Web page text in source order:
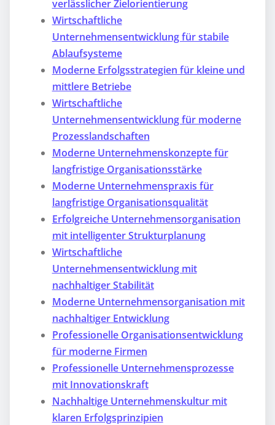
verlässlicher Zielorientierung
Wirtschaftliche
Unternehmensentwicklung für stabile
Ablaufsysteme
Moderne Erfolgsstrategien für kleine und
mittlere Betriebe
Wirtschaftliche
Unternehmensentwicklung für moderne
Prozesslandschaften
Moderne Unternehmenskonzepte für
langfristige Organisationsstärke
Moderne Unternehmenspraxis für
langfristige Organisationsqualität
Erfolgreiche Unternehmensorganisation
mit intelligenter Strukturplanung
Wirtschaftliche
Unternehmensentwicklung mit
nachhaltiger Stabilität
Moderne Unternehmensorganisation mit
nachhaltiger Entwicklung
Professionelle Organisationsentwicklung
für moderne Firmen
Professionelle Unternehmensprozesse
mit Innovationskraft
Nachhaltige Unternehmenskultur mit
klaren Erfolgsprinzipien